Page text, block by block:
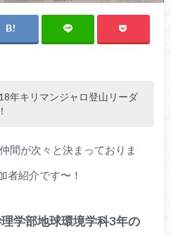
年キリマンジャロ登山リーダ
間が次々と決まっておりま
者紹介です〜！
学部地球環境学科3年の